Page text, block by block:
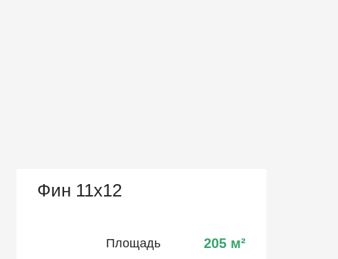
Фин 11х12
Площадь 205 м²